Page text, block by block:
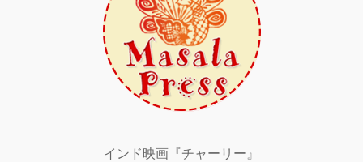
インド映画『チャーリー』